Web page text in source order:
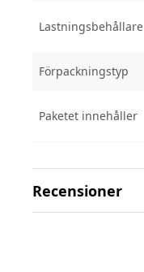
Lastningsbehållare
Förpackningstyp
Paketet innehåller
Recensioner